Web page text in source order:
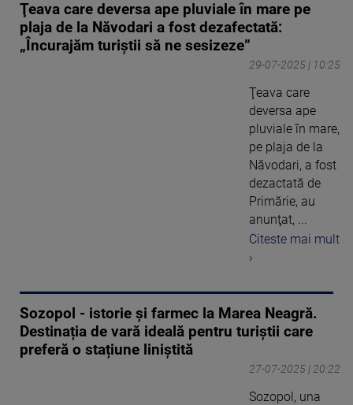
Ţeava care deversa ape pluviale în mare pe
plaja de la Năvodari a fost dezafectată:
„Încurajăm turiştii să ne sesizeze”
29-07-2025 | 10:25
Ţeava care
deversa ape
pluviale în mare,
pe plaja de la
Năvodari, a fost
dezactată de
Primărie, au
anunţat, ...
Citeste mai mult
›
Sozopol - istorie și farmec la Marea Neagră.
Destinația de vară ideală pentru turiștii care
preferă o stațiune liniștită
27-07-2025 | 20:22
Sozopol, una